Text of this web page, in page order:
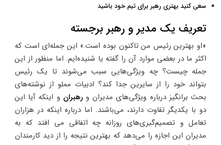
سعی کنید بهتری رهبر برای تیم خود باشید
تعریف یک مدیر و رهبر برجسته
«او بهترین رئیس من تاکنون بوده است.» این جمله‌ای است که
اکثر ما در بعضی موارد آن را گفته یا شنیده‌ایم. اما منظور از این
جمله چیست؟ چه ویژگی‌هایی سبب می‌شوند تا یک رئیس
بتواند خود را از سایرین جدا کند؟ ادبیات مملو از نوشته‌های
بحث برانگیز درباره ویژگی‌های مدیران ورهبران و اینکه آیا این
دو با یکدیگر تفاوت دارند، می‌باشند. اما درباره اینکه در هزاران
تعامل و تصمیم‌گیری‌های روزانه چه اتفاقی می افتد که به
مدیران این اجازه را می‌دهد که بهترین نتیجه را از دید کارمندان